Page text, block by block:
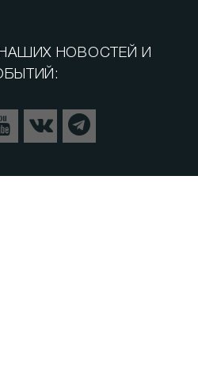
НОВОСТЕЙ И